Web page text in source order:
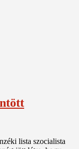
lista szocialista